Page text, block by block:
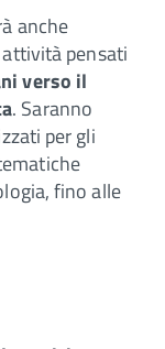
anche
pensati
verso il
. Saranno
per gli
fino alle